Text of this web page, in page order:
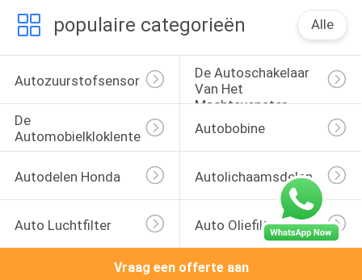
populaire categorieën Alle
Autozuurstofsensor
De Autoschakelaar
Van Het
Machtsvenster
De
Automobielkloklente
Autobobine
Autodelen Honda Autolichaamsdelen
Auto Luchtfilter Auto Oliefilters
Vraag een offerte aan